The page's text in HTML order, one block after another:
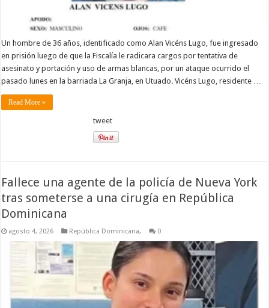
Un hombre de 36 años, identificado como Alan Vicéns Lugo, fue ingresado
en prisión luego de que la Fiscalía le radicara cargos por tentativa de
asesinato y portación y uso de armas blancas, por un ataque ocurrido el
pasado lunes en la barriada La Granja, en Utuado. Vicéns Lugo, residente …
Read More »
tweet
Fallece una agente de la policía de Nueva York
tras someterse a una cirugía en República
Dominicana
agosto 4, 2026 República Dominicana, 0